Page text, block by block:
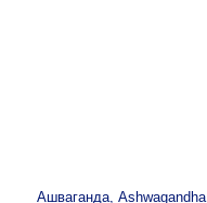
Ашваганда, Ashwagandha